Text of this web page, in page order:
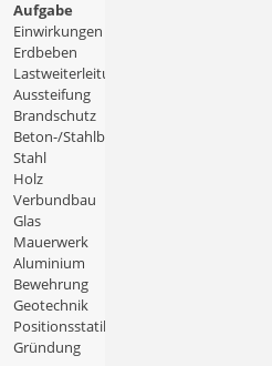
Aufgabe
Einwirkungen
Erdbeben
Lastweiterleitung
Aussteifung
Brandschutz
Beton-/Stahlbeton
Stahl
Holz
Verbundbau
Glas
Mauerwerk
Aluminium
Bewehrung
Geotechnik
Positionsstatik
Gründung